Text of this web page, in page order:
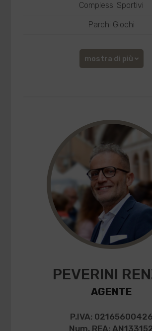
Complessi Sportivi
Parchi Giochi
mostra di più
PEVERINI
AGENTE
P.IVA: 02165600426
Num. REA: